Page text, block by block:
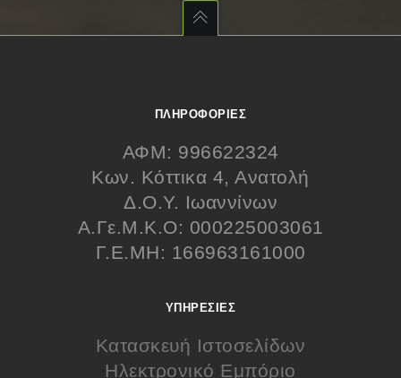
ΠΛΗΡΟΦΟΡΊΕΣ
ΑΦΜ: 996622324
Κων. Κόττικα 4, Ανατολή
Δ.Ο.Υ. Ιωαννίνων
Α.Γε.Μ.Κ.Ο: 000225003061
Γ.Ε.ΜΗ: 166963161000
ΥΠΗΡΕΣΊΕΣ
Κατασκευή Ιστοσελίδων
Ηλεκτρονικό Εμπόριο